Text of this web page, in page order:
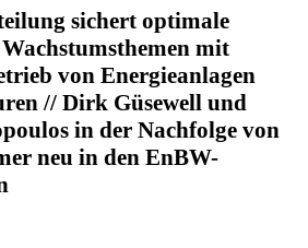
sichert optimale
mit
von Energieanlagen
// Dirk Güsewell und
in der Nachfolge von
neu in den EnBW-